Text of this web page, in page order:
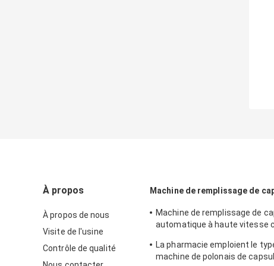
À propos
À propos de nous
Visite de l'usine
Contrôle de qualité
Machine de remplissage de
Machine de remplissage de
automatique à haute vitesse
La pharmacie emploient le
machine de polonais de